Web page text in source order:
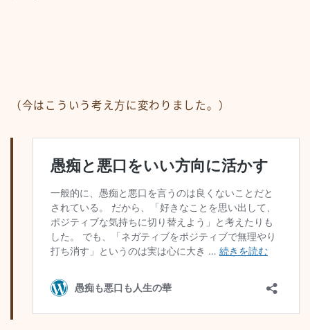
（今はこういう考え方に変わりました。）